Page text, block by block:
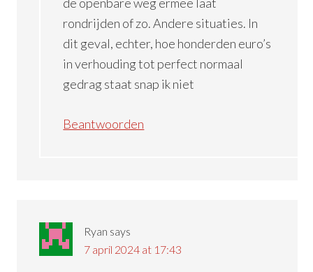
rondrijden of zo. Andere situaties. In
dit geval, echter, hoe honderden euro’s
in verhouding tot perfect normaal
gedrag staat snap ik niet
Beantwoorden
Ryan says
7 april 2024 at 17:43